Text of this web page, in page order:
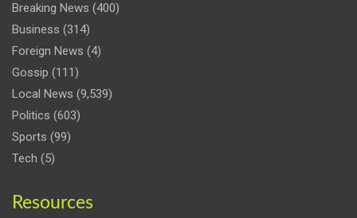
Breaking News (400)
Business (314)
Foreign News (4)
Gossip (111)
Local News (9,539)
Politics (603)
Sports (99)
Tech (5)
Resources